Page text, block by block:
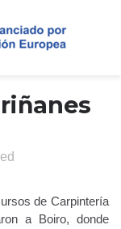
de Carpintería
a Boiro, donde